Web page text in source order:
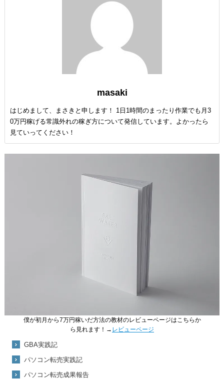
masaki
はじめまして、まさきと申します！ 1日1時間のまったり作業でも月3
0万円稼げる常識外れの稼ぎ方について発信しています。よかったら
見ていってください！
僕が初月から7万円稼いだ方法の教材のレビューページはこちらか
ら見れます！→ レビューページ
GBA実践記
パソコン転売実践記
パソコン転売成果報告